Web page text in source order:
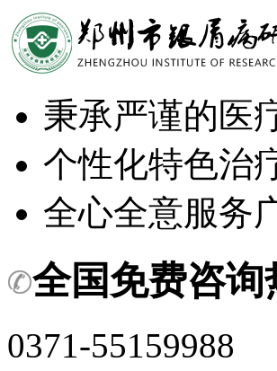
秉承严谨的医
个性化特色治
全心全意服务
全国免费咨询
0371-55159988